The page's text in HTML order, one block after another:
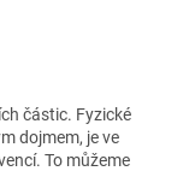
částic. Fyzické
dojmem, je ve
To můžeme